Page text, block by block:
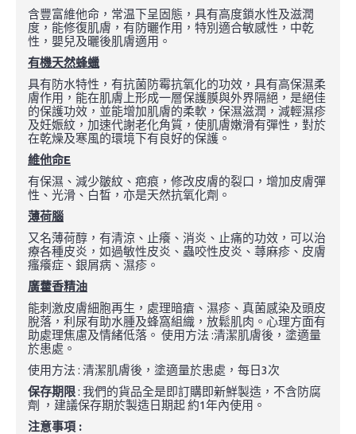
含豐富維他命，常温下呈固態，具有高度鎖水性及滋潤
度，能修復肌膚，有防曬作用，特別適合敏感性，中乾
性，嬰兒及曬後肌膚適用。
有機天然蜂蠟
具有防水特性，有抗菌防霉抗氧化的功效，具有高保濕柔
膚作用，能在肌膚上形成一層保護膜與外界隔絕，是絕佳
的保護功效，並能增加肌膚的柔軟，保濕滋潤，減輕濕疹
及妊娠紋，加速代謝老化角質，使肌膚嫩滑有彈性，對於
在乾燥及寒風的環境下有良好的保護。
維他命E
有保濕、減少皺紋、疤痕，修改皮膚的裂口，增加皮膚彈
性、光滑、白晳，亦是天然抗氧化劑。
薄荷腦
又名薄荷醇，有清涼、止癢、消炎、止痛的功效，可以治
療各種皮炎，如過敏性皮炎、蟲咬性皮炎、蕁麻疹、皮膚
瘙癢症、銀屑病、濕疹。
廣藿香精油
能刺激皮膚細胞再生，處理暗瘡、濕疹、真菌感染及頭皮
脫落，利尿有助水腫及蜂窩組織，放鬆肌肉。心理方面有
助處理焦慮及情緒低落。 使用方法 :清潔肌膚後，塗適量
於患處。
使用方法 : 清潔肌膚後，塗適量於患處，每日3次
保存期限: 我們的貨品全是即訂購即新鮮製造，不含防腐
劑 ，建議保存期於製造日期起 約1年內使用。
注意事項 :